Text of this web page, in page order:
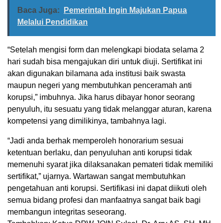
Baca Juga:
Pemerintah Ingin Majukan Papua
Melalui Pendidikan
“Setelah mengisi form dan melengkapi biodata selama 2
hari sudah bisa mengajukan diri untuk diuji. Sertifikat ini
akan digunakan bilamana ada institusi baik swasta
maupun negeri yang membutuhkan penceramah anti
korupsi,” imbuhnya. Jika harus dibayar honor seorang
penyuluh, itu sesuatu yang tidak melanggar aturan, karena
kompetensi yang dimilikinya, tambahnya lagi.
“Jadi anda berhak memperoleh honorarium sesuai
ketentuan berlaku, dan penyuluhan anti korupsi tidak
memenuhi syarat jika dilaksanakan pemateri tidak memiliki
sertifikat,” ujarnya. Wartawan sangat membutuhkan
pengetahuan anti korupsi. Sertifikasi ini dapat diikuti oleh
semua bidang profesi dan manfaatnya sangat baik bagi
membangun integritas seseorang.